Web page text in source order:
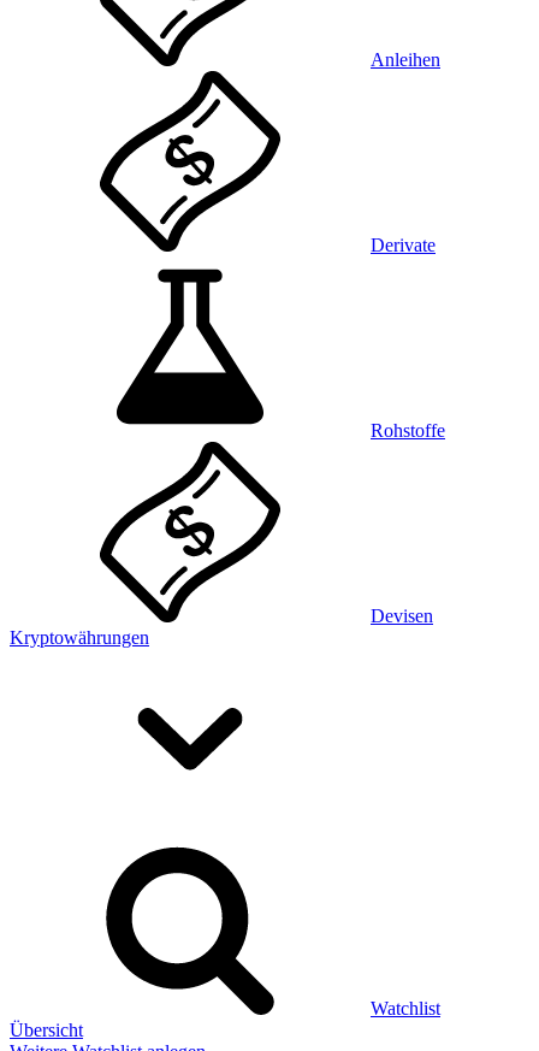
Anleihen
Derivate
Rohstoffe
Devisen
Kryptowährungen
Watchlist
Übersicht